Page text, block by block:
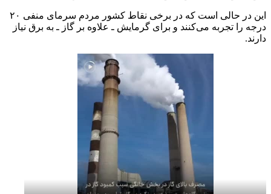
این در حالی است که در برخی نقاط کشور مردم سرمای منفی ۲۰
درجه را تجربه می‌کنند و برای گرمایش ـ علاوه بر گاز ـ به برق نیاز
دارند.